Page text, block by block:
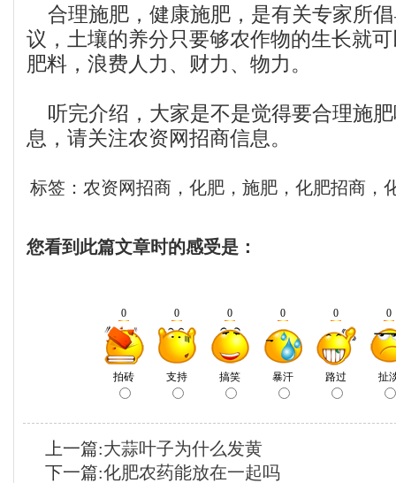
合理施肥，健康施肥，是有关专家所
议，土壤的养分只要够农作物的生长就
肥料，浪费人力、财力、物力。
听完介绍，大家是不是觉得要合理施
息，请关注农资网招商信息。
标签：农资网招商，化肥，施肥，化肥招商，
您看到此篇文章时的感受是：
上一篇:大蒜叶子为什么发黄
下一篇:化肥农药能放在一起吗